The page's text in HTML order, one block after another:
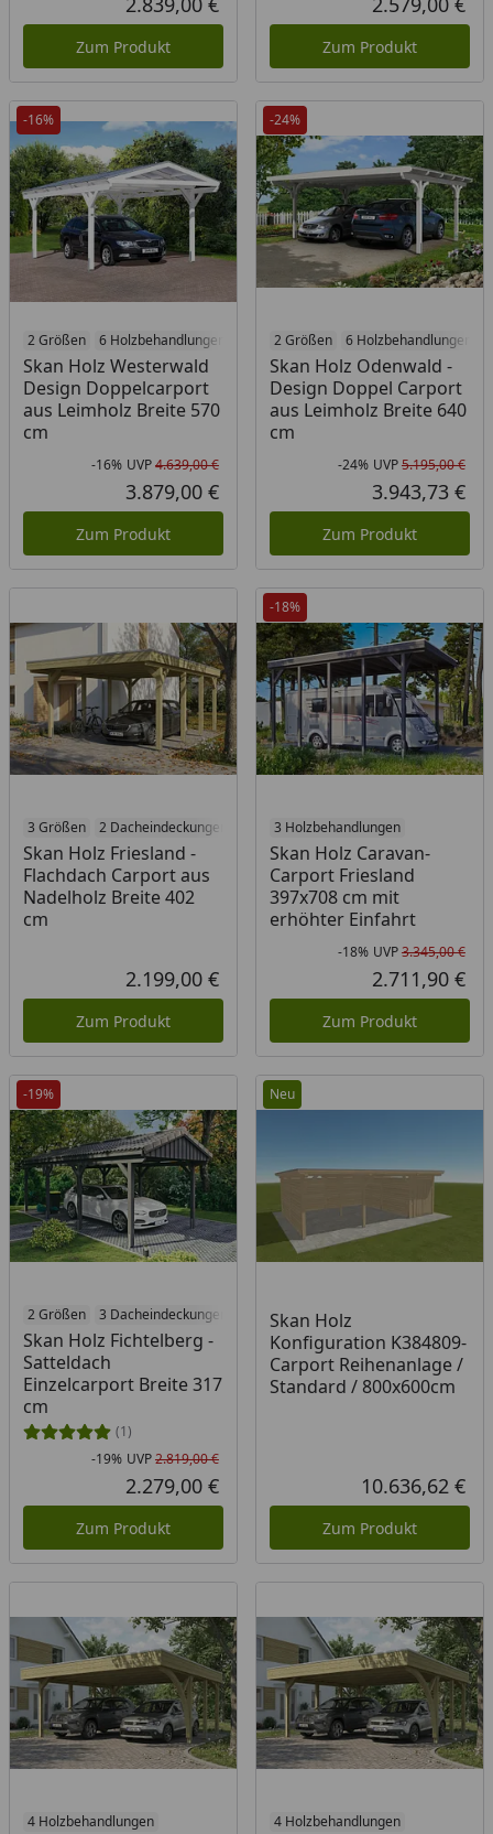
Aktueller Preis
Zum Produkt Zum Produkt
-16%
2 Größen 6 Holzbehandlungen
Skan Holz Westerwald
Design Doppelcarport
aus Leimholz Breite 570
cm
Rabatt in Prozent
-16%
Ursprünglicher Preis
UVP4.639,00 €
Aktueller Preis
3.879,00 €
Zum Produkt
-24%
2 Größen 6 Holzbehandlungen
Skan Holz Odenwald -
Design Doppel Carport
aus Leimholz Breite 640
cm
-24% UVP5.195,00 €
3.943,73 €
Zum Produkt
3 Größen 2 Dacheindeckungen 4 Holzbehandlungen
Skan Holz Friesland -
Flachdach Carport aus
Nadelholz Breite 402
cm
Aktueller Preis
2.199,00 €
Zum Produkt
-18%
3 Holzbehandlungen
Skan Holz Caravan-
Carport Friesland
397x708 cm mit
erhöhter Einfahrt
-18% UVP3.345,00 €
2.711,90 €
Zum Produkt
-19%
2 Größen 3 Dacheindeckungen 6 Holzbehandlungen
Skan Holz Fichtelberg -
Satteldach
Einzelcarport Breite 317
cm
(1)
Rabatt in Prozent
-19%
Ursprünglicher Preis
UVP2.819,00 €
Aktueller Preis
2.279,00 €
Zum Produkt
Neu
Skan Holz
Konfiguration K384809-
Carport Reihenanlage /
Standard / 800x600cm
10.636,62 €
Zum Produkt
4 Holzbehandlungen 4 Holzbehandlungen